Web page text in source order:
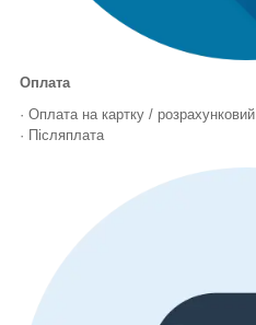
Оплата
· Оплата на картку / розрахунковий
· Післяплата